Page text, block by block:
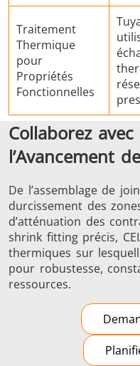
Traitement
Thermique
pour
Propriétés
Fonctionnelles
Collaborez
l’Avancement
De l’assemblage de
durcissement des
d’atténuation des
shrink fitting précis,
thermiques sur
pour robustesse,
ressources.